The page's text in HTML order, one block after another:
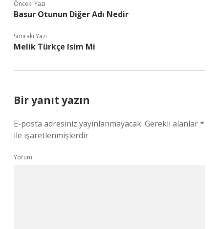
Önceki Yazı
Basur Otunun Diğer Adı Nedir
Sonraki Yazı
Melik Türkçe Isim Mi
Bir yanıt yazın
E-posta adresiniz yayınlanmayacak. Gerekli alanlar*
ile işaretlenmişlerdir
Yorum